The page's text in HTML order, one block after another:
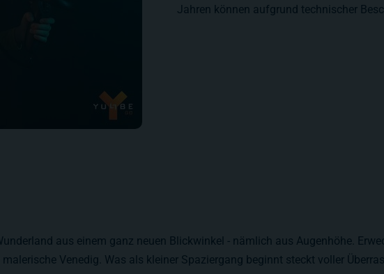
Jahren können aufgrund technischer
aus einem ganz neuen Blickwinkel - nämlich aus Augenhöhe.
Venedig. Was als kleiner Spaziergang beginnt steckt voller